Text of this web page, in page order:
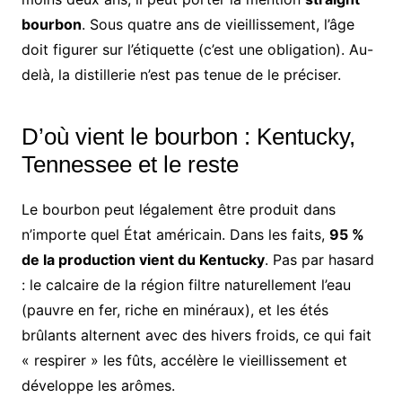
bourbon. Sous quatre ans de vieillissement, l’âge
doit figurer sur l’étiquette (c’est une obligation). Au-
delà, la distillerie n’est pas tenue de le préciser.
D’où vient le bourbon : Kentucky,
Tennessee et le reste
Le bourbon peut légalement être produit dans
n’importe quel État américain. Dans les faits, 95 %
de la production vient du Kentucky. Pas par hasard
: le calcaire de la région filtre naturellement l’eau
(pauvre en fer, riche en minéraux), et les étés
brûlants alternent avec des hivers froids, ce qui fait
« respirer » les fûts, accélère le vieillissement et
développe les arômes.